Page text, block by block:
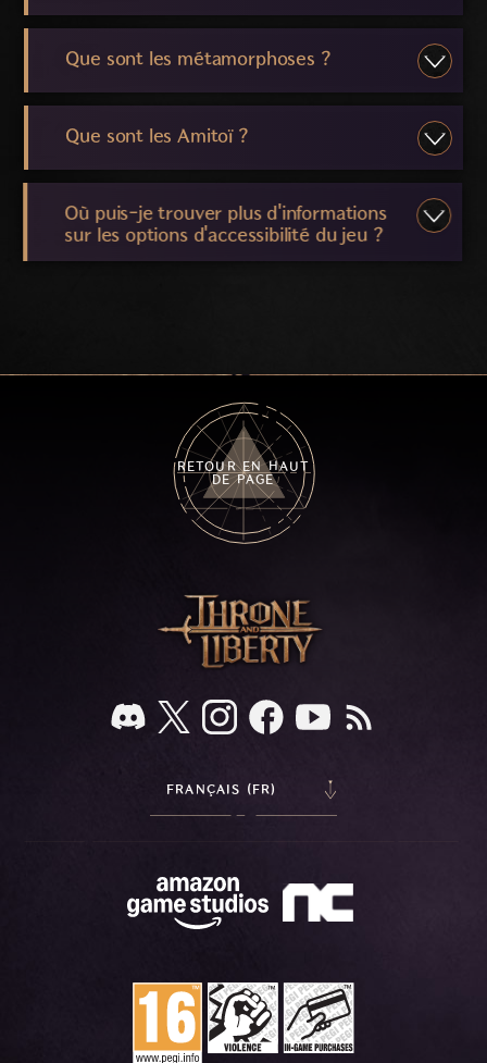
Que sont les métamorphoses ?
Que sont les Amitoï ?
Où puis-je trouver plus d'informations
sur les options d'accessibilité du jeu ?
RETOUR EN HAUT
DE PAGE
FRANÇAIS (FR)